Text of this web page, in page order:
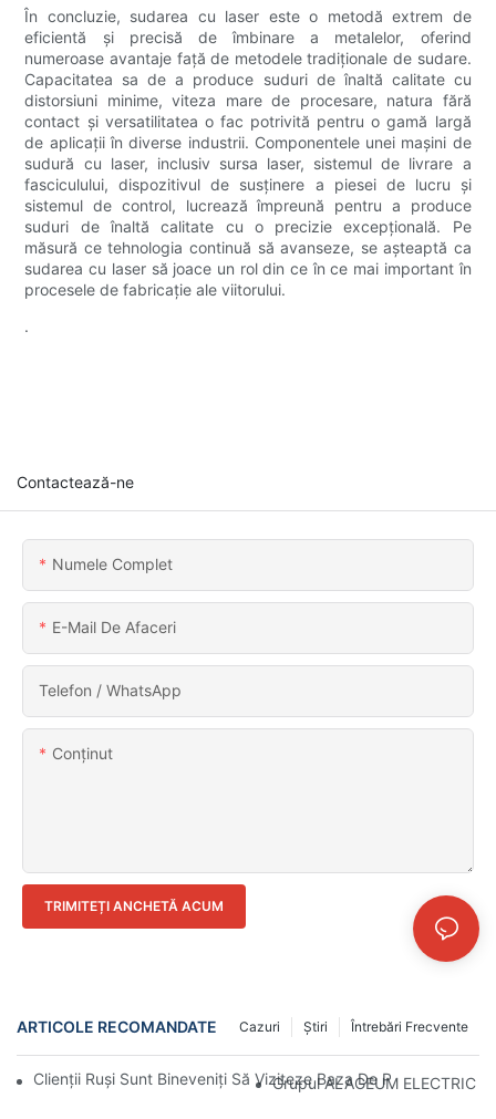
În concluzie, sudarea cu laser este o metodă extrem de
eficientă și precisă de îmbinare a metalelor, oferind
numeroase avantaje față de metodele tradiționale de sudare.
Capacitatea sa de a produce suduri de înaltă calitate cu
distorsiuni minime, viteza mare de procesare, natura fără
contact și versatilitatea o fac potrivită pentru o gamă largă
de aplicații în diverse industrii. Componentele unei mașini de
sudură cu laser, inclusiv sursa laser, sistemul de livrare a
fasciculului, dispozitivul de susținere a piesei de lucru și
sistemul de control, lucrează împreună pentru a produce
suduri de înaltă calitate cu o precizie excepțională. Pe
măsură ce tehnologia continuă să avanseze, se așteaptă ca
sudarea cu laser să joace un rol din ce în ce mai important în
procesele de fabricație ale viitorului.
.
Contactează-ne
Numele Complet
E-Mail De Afaceri
Telefon / WhatsApp
Conţinut
TRIMITEȚI ANCHETĂ ACUM
ARTICOLE RECOMANDATE Întrebări Frecvente
Ştiri
Cazuri
Clienții Ruși Sunt Bineveniți Să Viziteze Baza De Producție
Grupul ALAGEUM ELECTRIC